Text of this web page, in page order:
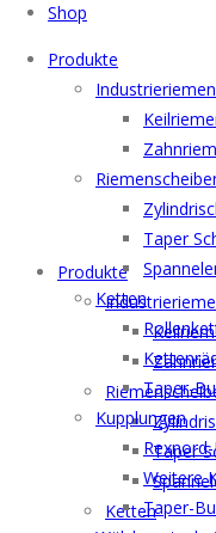
Produkte
Taper
Ketten
Shop
Menu
Produkte
Industrieriemen
Taper
Ketten
Taper-
Kupplungen
Weitere
Taper-